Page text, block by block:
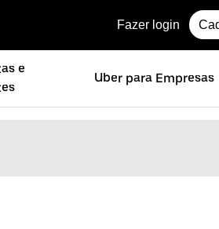
Fazer login
e
Uber para Empresas